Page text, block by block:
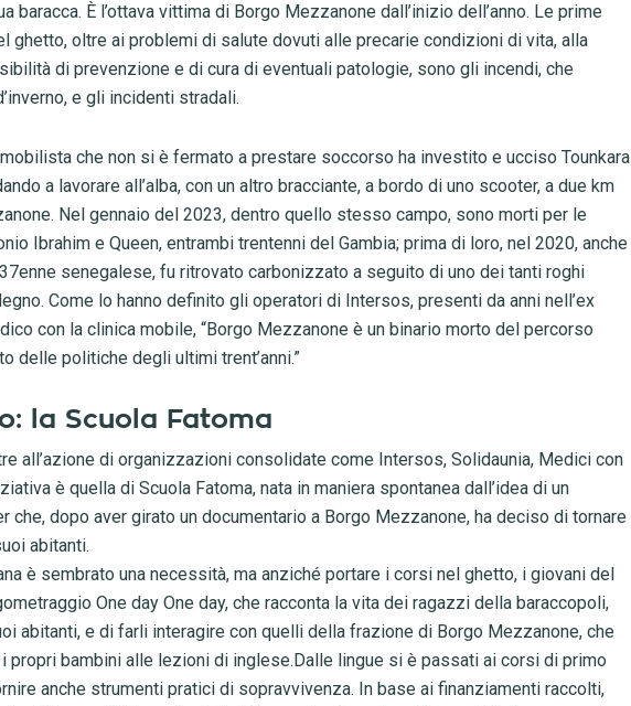
baracca. È l’ottava vittima di Borgo Mezzanone dall’inizio dell’anno. Le prime
ghetto, oltre ai problemi di salute dovuti alle precarie condizioni di vita, alla
di prevenzione e di cura di eventuali patologie, sono gli incendi, che
e gli incidenti stradali.
che non si è fermato a prestare soccorso ha investito e ucciso Tounkara
a lavorare all’alba, con un altro bracciante, a bordo di uno scooter, a due km
Nel gennaio del 2023, dentro quello stesso campo, sono morti per le
Ibrahim e Queen, entrambi trentenni del Gambia; prima di loro, nel 2020, anche
senegalese, fu ritrovato carbonizzato a seguito di uno dei tanti roghi
Come lo hanno definito gli operatori di Intersos, presenti da anni nell’ex
con la clinica mobile, “Borgo Mezzanone è un binario morto del percorso
delle politiche degli ultimi trent’anni.”
la Scuola Fatoma
all’azione di organizzazioni consolidate come Intersos, Solidaunia, Medici con
è quella di Scuola Fatoma, nata in maniera spontanea dall’idea di un
dopo aver girato un documentario a Borgo Mezzanone, ha deciso di tornare
abitanti.
è sembrato una necessità, ma anziché portare i corsi nel ghetto, i giovani del
One day One day, che racconta la vita dei ragazzi della baraccopoli,
abitanti, e di farli interagire con quelli della frazione di Borgo Mezzanone, che
bambini alle lezioni di inglese.Dalle lingue si è passati ai corsi di primo
anche strumenti pratici di sopravvivenza. In base ai finanziamenti raccolti,